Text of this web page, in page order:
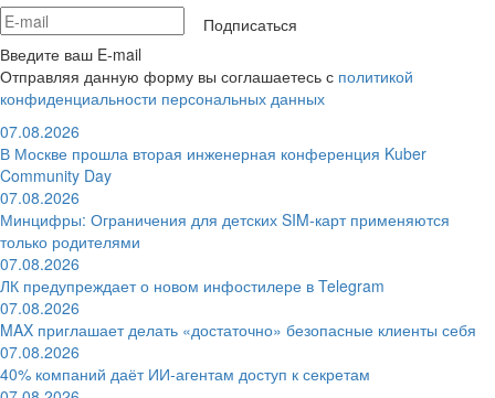
Подписаться
Введите ваш E-mail
Отправляя данную форму вы соглашаетесь с политикой
конфиденциальности персональных данных
07.08.2026
В Москве прошла вторая инженерная конференция Kuber
Community Day
07.08.2026
Минцифры: Ограничения для детских SIM-карт применяются
только родителями
07.08.2026
ЛК предупреждает о новом инфостилере в Telegram
07.08.2026
MAX приглашает делать «достаточно» безопасные клиенты себя
07.08.2026
40% компаний даёт ИИ‑агентам доступ к секретам